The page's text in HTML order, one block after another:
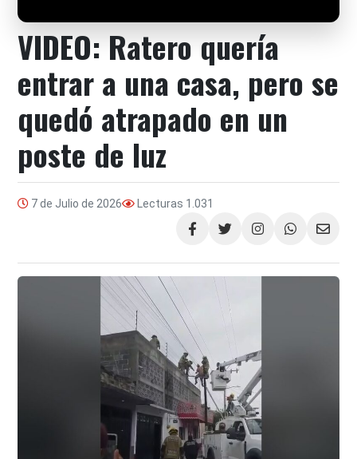
VIDEO: Ratero quería
entrar a una casa, pero se
quedó atrapado en un
poste de luz
7 de Julio de 2026 Lecturas 1.031
Compartir